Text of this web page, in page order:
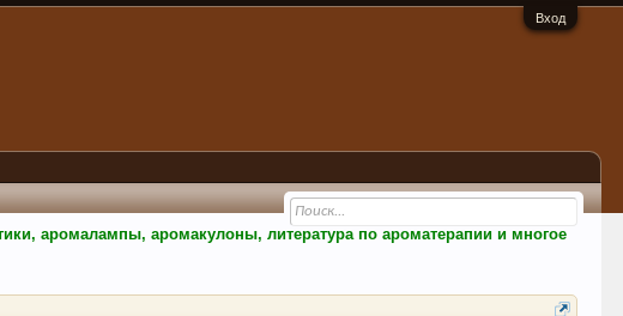
Вход
аромалампы, аромакулоны, литература по ароматерапии и многое